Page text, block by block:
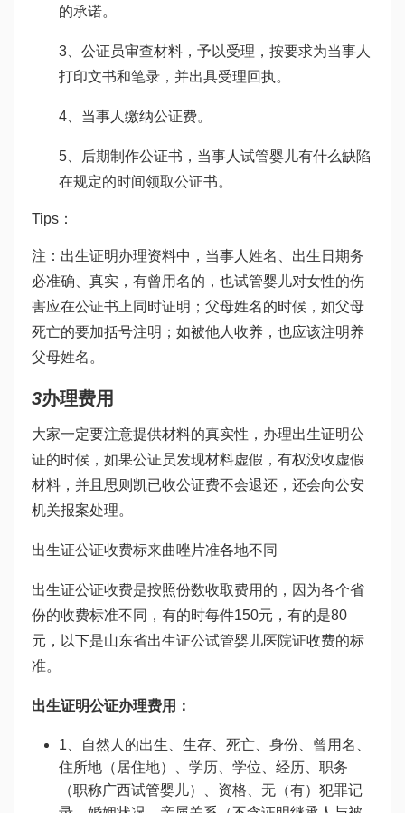
的承诺。
3、公证员审查材料，予以受理，按要求为当事人
打印文书和笔录，并出具受理回执。
4、当事人缴纳公证费。
5、后期制作公证书，当事人试管婴儿有什么缺陷
在规定的时间领取公证书。
Tips：
注：出生证明办理资料中，当事人姓名、出生日期务
必准确、真实，有曾用名的，也试管婴儿对女性的伤
害应在公证书上同时证明；父母姓名的时候，如父母
死亡的要加括号注明；如被他人收养，也应该注明养
父母姓名。
3办理费用
大家一定要注意提供材料的真实性，办理出生证明公
证的时候，如果公证员发现材料虚假，有权没收虚假
材料，并且 思则凯已收公证费不会退还，还会向公安
机关报案处理。
出生证公证收费标来曲唑片准各地不同
出生证公证收费是按照份数收取费用的，因为各个省
份的收费标准不同，有的时每件150元，有的是80
元，以下是山东省出生证公试管婴儿医院证收费的标
准。
出生证明公证办理费用：
1、自然人的出生、生存、死亡、身份、曾用名、
住所地（居住地）、学历、学位、经历、职务
（职称广西试管婴儿）、资格、无（有）犯罪记